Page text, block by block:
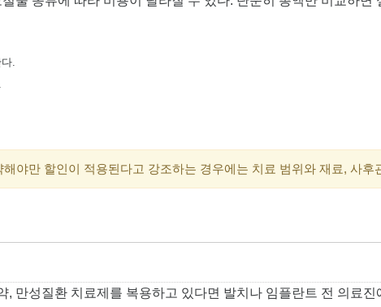
.
야만 할인이 적용된다고 강조하는 경우에는 치료 범위와 재료, 사
, 만성질환 치료제를 복용하고 있다면 발치나 임플란트 전 의료진